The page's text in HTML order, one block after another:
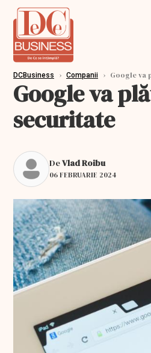
DCBusiness › Companii › Google va
Google va
securitate
DeVlad Roibu
06 FEBRUARIE 2024